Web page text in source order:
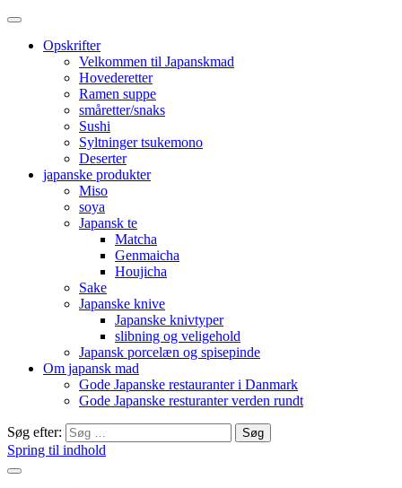
Opskrifter
Velkommen til Japanskmad
Hovederetter
Ramen suppe
småretter/snaks
Sushi
Syltninger tsukemono
Deserter
japanske produkter
Miso
soya
Japansk te
Matcha
Genmaicha
Houjicha
Sake
Japanske knive
Japanske knivtyper
slibning og veligehold
Japansk porcelæn og spisepinde
Om japansk mad
Gode Japanske restauranter i Danmark
Gode Japanske resturanter verden rundt
Søg efter:
Spring til indhold